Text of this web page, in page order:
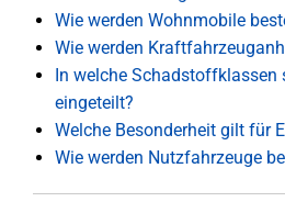
Wie werden Wohnmobile
Wie werden
In welche Schadstoffklassen
eingeteilt?
Welche Besonderheit gilt für
Wie werden Nutzfahrzeuge